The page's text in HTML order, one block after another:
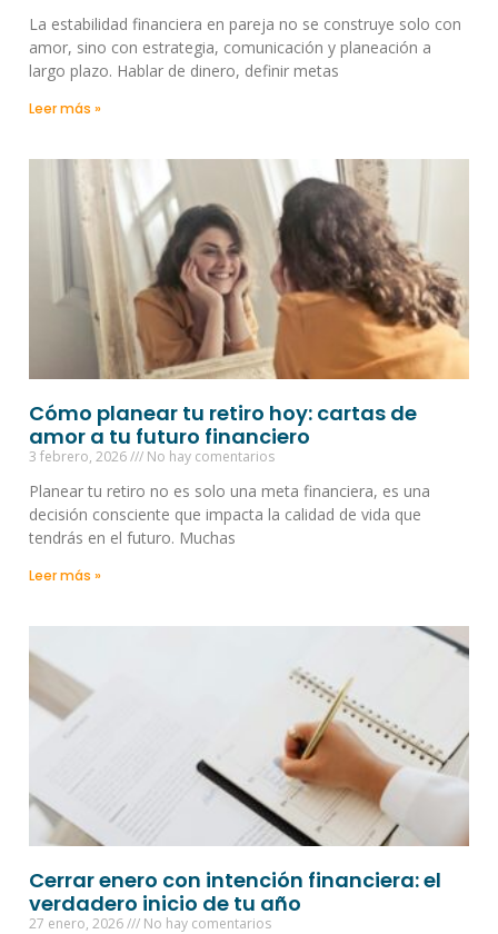
La estabilidad financiera en pareja no se construye solo con
amor, sino con estrategia, comunicación y planeación a
largo plazo. Hablar de dinero, definir metas
Leer más »
Cómo planear tu retiro hoy: cartas de
amor a tu futuro financiero
3 febrero, 2026 No hay comentarios
Planear tu retiro no es solo una meta financiera, es una
decisión consciente que impacta la calidad de vida que
tendrás en el futuro. Muchas
Leer más »
Cerrar enero con intención financiera: el
verdadero inicio de tu año
27 enero, 2026 No hay comentarios